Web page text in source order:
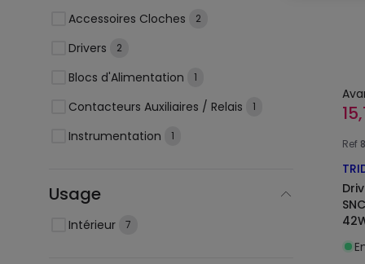
Accessoires Cloches 2
Drivers 2
Blocs d'Alimentation 1
Contacteurs Auxiliaires / Relais 1
Instrumentation 1
Usage
Intérieur 7
Ref